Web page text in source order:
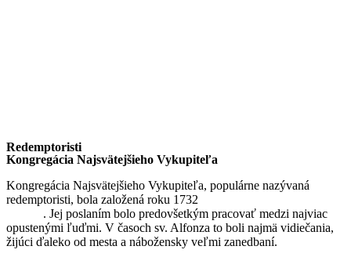
Redemptoristi
Kongregácia Najsvätejšieho Vykupiteľa
Kongregácia Najsvätejšieho Vykupiteľa, populárne nazývaná
redemptoristi, bola založená roku 1732
. Jej poslaním bolo predovšetkým pracovať medzi najviac
opustenými ľuďmi. V časoch sv. Alfonza to boli najmä vidiečania,
žijúci ďaleko od mesta a nábožensky veľmi zanedbaní.